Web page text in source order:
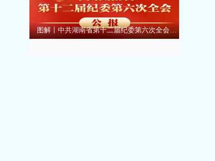
图解丨中共湖南省第十二届纪委第六次全会公报